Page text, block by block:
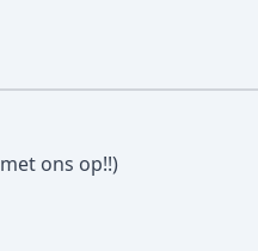
met ons op!!)